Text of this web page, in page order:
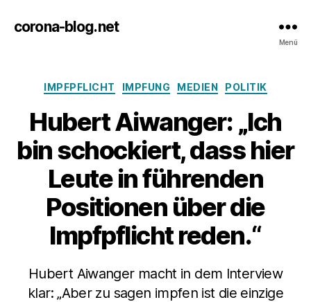
corona-blog.net
Menü
Kategorien
IMPFPFLICHT IMPFUNG MEDIEN POLITIK
Hubert Aiwanger: „Ich
bin schockiert, dass hier
Leute in führenden
Positionen über die
Impfpflicht reden.“
Hubert Aiwanger macht in dem Interview
klar: „Aber zu sagen impfen ist die einzige